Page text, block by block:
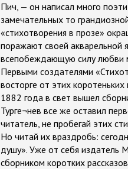
Пич, — он написал много
замечательных то
«стихотворения в прозе»
поражают своей акварельной
всепобеждающую силу любви
Первыми создателями
восторге от этих
1882 года в свет вышел
Турге¬нев все же оставил
читатель, не пробегай этих
Но читай их враздробь:
душу». Уже от себя издатель
сборником коротких